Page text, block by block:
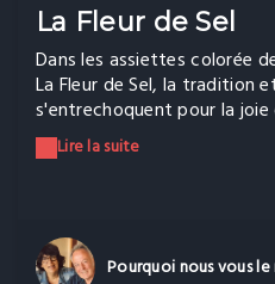
La Fleur de Sel
Dans les assiettes colorée
La Fleur de Sel, la tradition
s'entrechoquent pour la
instantanée d'huîtres en
de pommier et raviole
Lire la suite
Pourquoi nous vous